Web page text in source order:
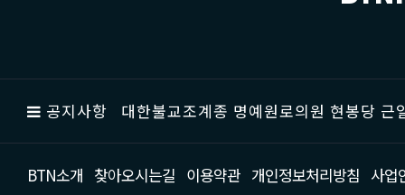
공지사항 대한불교조계종 명예원로의원 현봉당
BTN소개 찾아오시는길 이용약관 개인정보처리방침 사업